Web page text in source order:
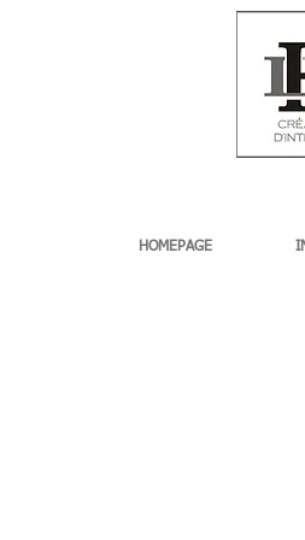
HOMEPAGE